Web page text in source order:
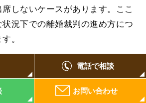
しないケースがあります。ここ
況下での離婚裁判の進め方につ
。
答しなければ欠席裁判とな
電話で相談
お問い合わせ